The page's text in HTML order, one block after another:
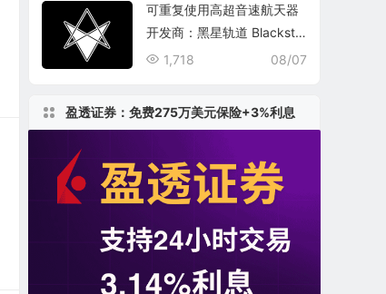
可重复使用高超音速航天器
开发商：黑星轨道 Blacksta
r Orbital Corporation
08/07
1,718
盈透证券：免费275万美元保险+3%利息